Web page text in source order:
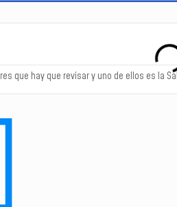
que hay que revisar y uno de ellos es la